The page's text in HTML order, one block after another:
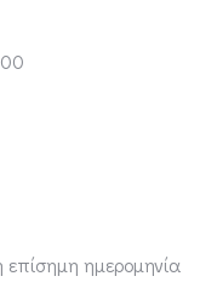
επίσημη ημερομηνία